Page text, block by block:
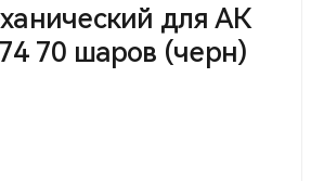
для АК
70 шаров (черн)